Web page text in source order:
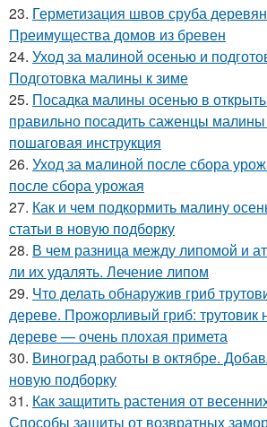
23. Герметизация швов сруба
Преимущества домов из бревен
24. Уход за малиной осенью и
Подготовка малины к зиме
25. Посадка малины осенью в
правильно посадить саженцы
пошаговая инструкция
26. Уход за малиной после сбора
после сбора урожая
27. Как и чем подкормить малину
статьи в новую подборку
28. В чем разница между липомой и
ли их удалять. Лечение липом
29. Что делать обнаружив гриб
дереве. Прожорливый гриб: трутовик
дереве — очень плохая примета
30. Виноград работы в октябре.
новую подборку
31. Как защитить растения от
Способы защиты от возвратных